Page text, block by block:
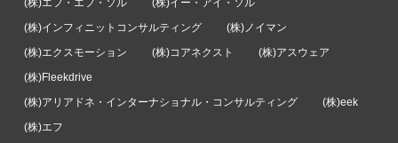
(株)インフィニットコンサルティング
(株)ノイマン
(株)エクスモーション
(株)コアネクスト
(株)アスウェア
(株)Fleekdrive
(株)アリアドネ・インターナショナル・コンサルティング
(株)eek
(株)エフ